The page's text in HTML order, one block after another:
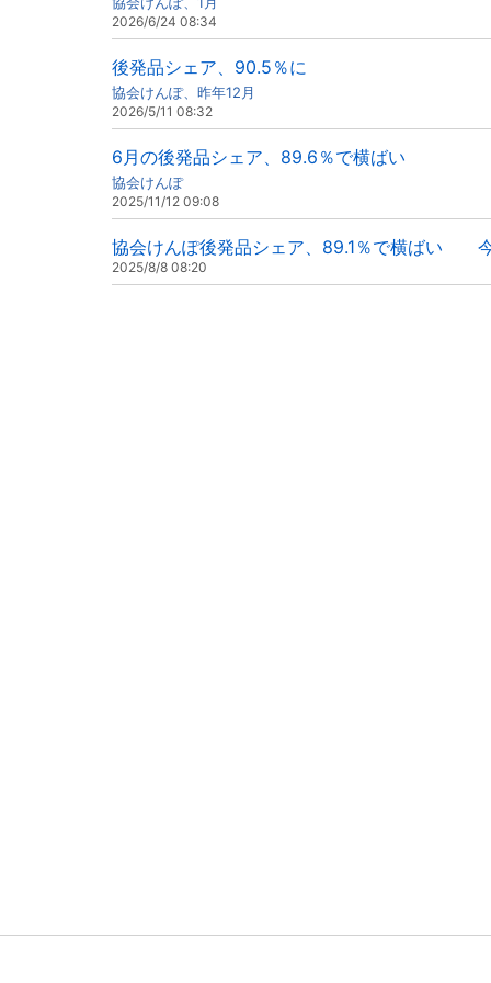
2026/6/24 08:34
後発品シェア、90.5％に
協会けんぽ、昨年12月
2026/5/11 08:32
6月の後発品シェア、89.6％で横ばい
協会けんぽ
2025/11/12 09:08
協会けんぽ後発品シェア、89.1％で横ばい
2025/8/8 08:20